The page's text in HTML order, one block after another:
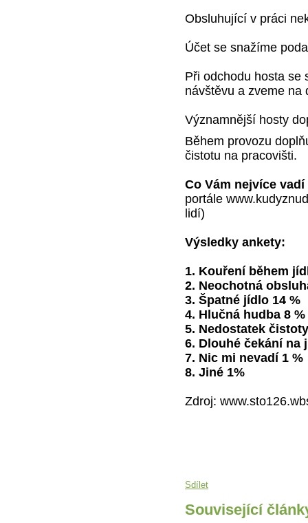
Obsluhující v práci
Účet se snažíme
Při odchodu hosta se
návštěvu a zveme na
Významnější hosty
Během provozu
čistotu na pracovišti.
Co Vám nejvíce
portále
lidí)
Výsledky ankety:
1. Kouření během
2. Neochotná
3. Špatné jídlo 14 %
4. Hlučná hudba 8 %
5. Nedostatek
6. Dlouhé čekání na
7. Nic mi nevadí 1 %
8. Jiné 1%
Zdroj:
Sdílet
Související